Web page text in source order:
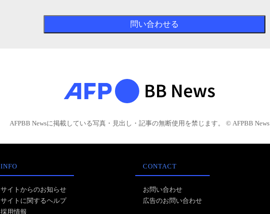
AFPBB Newsに掲載している写真・見出し・記事の無断使用を禁じます。 © AFPBB News
INFO
サイトからのお知らせ
サイトに関するヘルプ
採用情報
CONTACT
お問い合わせ
広告のお問い合わせ